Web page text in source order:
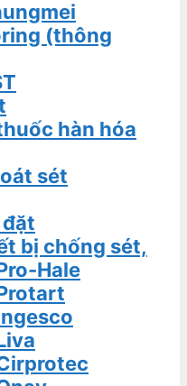
(thông
hàn hóa
sét
đặt
bị chống sét,
Hale